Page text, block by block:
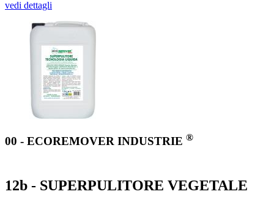
vedi dettagli
00 - ECOREMOVER INDUSTRIE ®
12b - SUPERPULITORE VEGETALE